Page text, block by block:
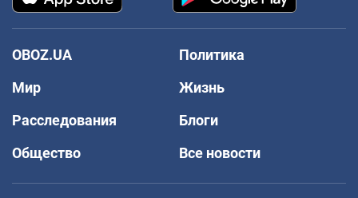
OBOZ.UA
Политика
Мир
Жизнь
Расследования
Блоги
Общество
Все новости